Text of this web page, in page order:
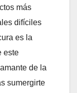
más
difíciles
es la
este
de la
sumergirte